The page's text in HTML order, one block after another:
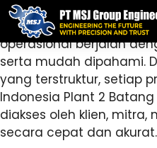
Documentation menjadi
memastikan setiap
operasional berjalan
serta mudah dipahami.
yang terstruktur, setiap
Indonesia Plant 2
diakses oleh klien,
secara cepat dan akurat.